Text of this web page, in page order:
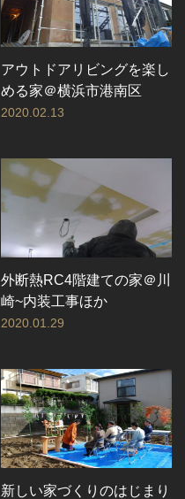
アウトドアリビングを楽し
める家＠横浜市港南区
2020.02.13
外断熱RC4階建ての家＠川
崎~内装工事ほか
2020.01.29
新しい家づくりのはじまり